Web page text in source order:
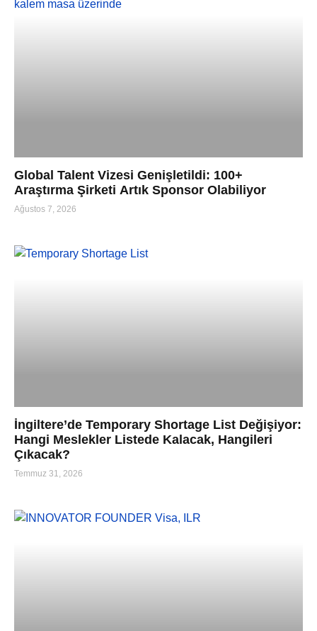
Global Talent Vizesi Genişletildi: 100+
Araştırma Şirketi Artık Sponsor Olabiliyor
Ağustos 7, 2026
İngiltere’de Temporary Shortage List Değişiyor:
Hangi Meslekler Listede Kalacak, Hangileri
Çıkacak?
Temmuz 31, 2026